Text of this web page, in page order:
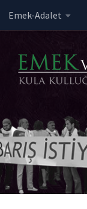
Skip to content
Emek-Adalet